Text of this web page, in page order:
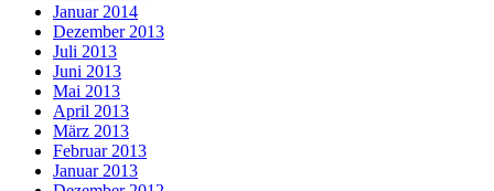
Januar 2014
Dezember 2013
Juli 2013
Juni 2013
Mai 2013
April 2013
März 2013
Februar 2013
Januar 2013